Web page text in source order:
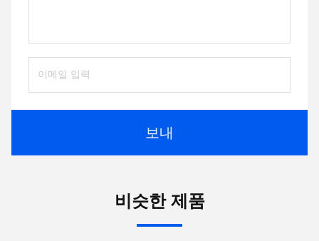
보내
비슷한 제품